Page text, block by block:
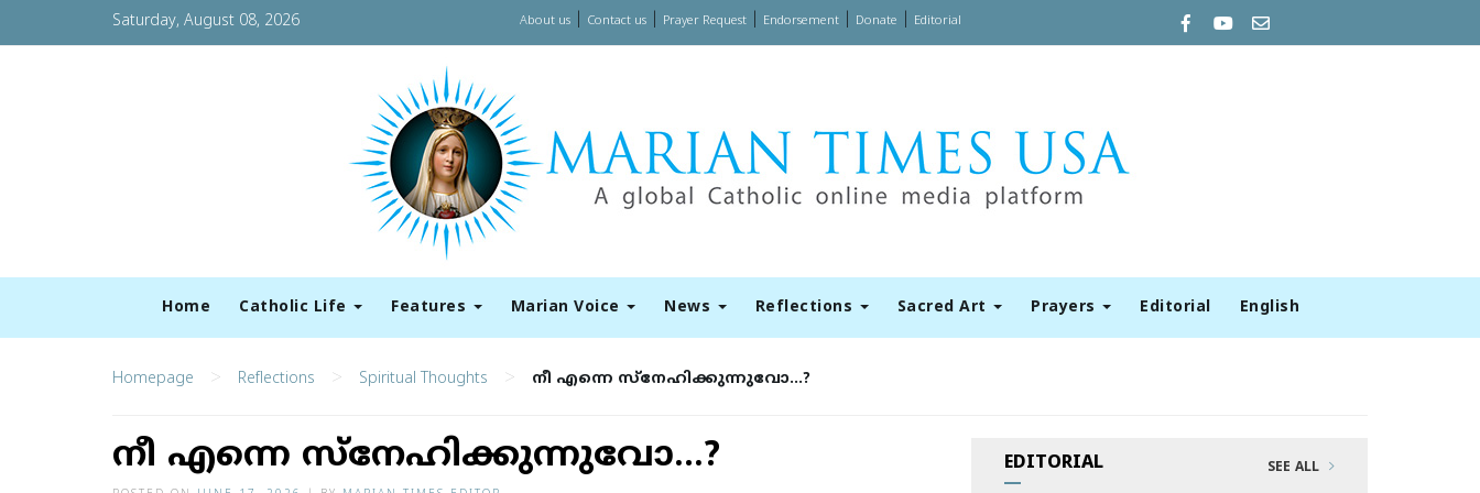
Saturday, August 08, 2026 About us| Contact us| Prayer Request| Endorsement| Donate Editorial
Home Catholic Life Features Marian Voice News Reflections Sacred Art Prayers Editorial English
Homepage > Reflections > Spiritual Thoughts > നീ എന്നെ സ്‌നേഹിക്കുന്നുവോ…?
നീ എന്നെ സ്‌നേഹിക്കുന്നുവോ…? EDITORIAL SEE ALL